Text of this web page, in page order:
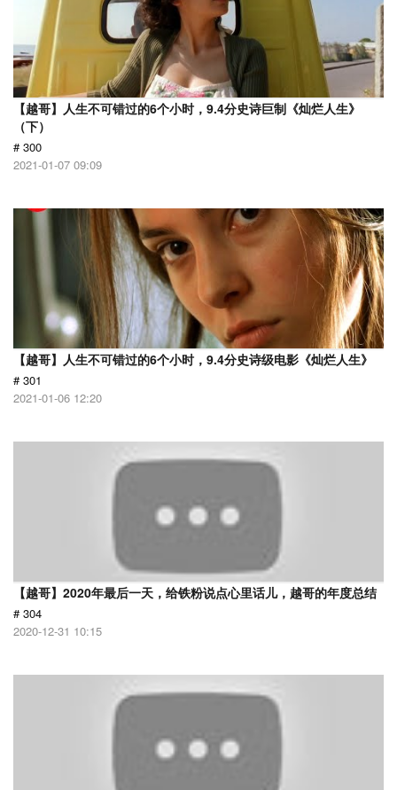
【越哥】人生不可错过的6个小时，9.4分史诗巨制《灿烂人生》
（下）
# 300
2021-01-07 09:09
【越哥】人生不可错过的6个小时，9.4分史诗级电影《灿烂人生》
# 301
2021-01-06 12:20
【越哥】2020年最后一天，给铁粉说点心里话儿，越哥的年度总结
# 304
2020-12-31 10:15